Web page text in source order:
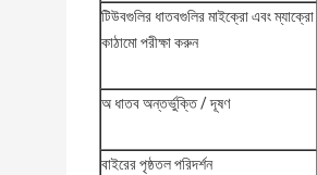
টিউবগুলির ধাতবগুলির মাইক্রো এবং ম্যাক্রো
কাঠামো পরীক্ষা করুন
অ ধাতব অন্তর্ভুক্তি / দূষণ
বাইরের পৃষ্ঠতল পরিদর্শন